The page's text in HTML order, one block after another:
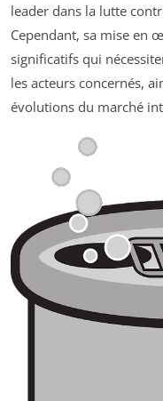
leader dans la lutte
Cependant, sa mise en
significatifs qui
les acteurs concernés,
évolutions du marché